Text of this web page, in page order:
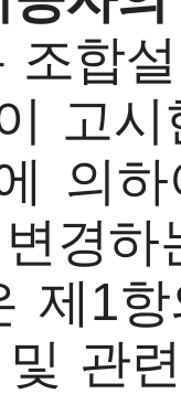
합설
고
의
경하
1항
관